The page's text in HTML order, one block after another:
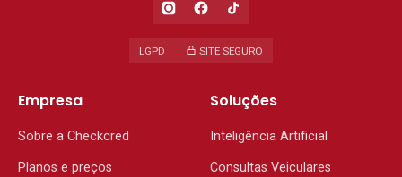
LGPD SITE SEGURO
Soluções
Inteligência Artificial
Consultas Veiculares
Empresa
Sobre a Checkcred
Planos e preços